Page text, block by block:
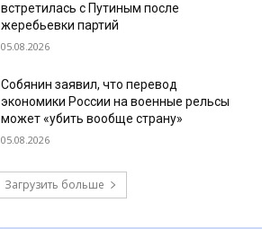
встретилась с Путиным после
жеребьевки партий
05.08.2026
Собянин заявил, что перевод
экономики России на военные рельсы
может «убить вообще страну»
05.08.2026
Загрузить больше